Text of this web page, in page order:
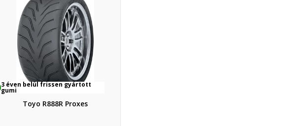
3 éven belül frissen gyártott
gumi
Toyo R888R Proxes